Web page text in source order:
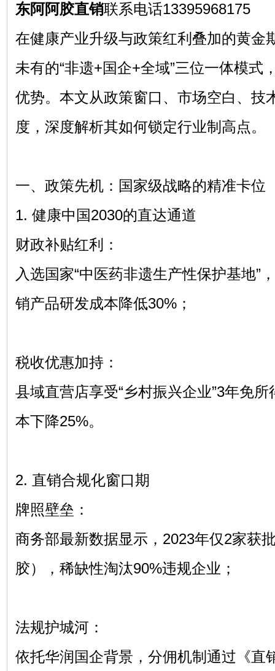
东阿阿胶直销联系电话13395968175
在健康产业升级与政策红利叠加的黄金
未有的“非遗+国企+全域”三位一体模式
优势。本文从政策窗口、市场空白、技
度，深度解析其如何锁定行业制高点。
一、政策先机：国家级战略的精准卡位
1. 健康中国2030的直达通道
财政补贴红利：
入选国家“中医药非遗生产性保护基地”
销产品研发成本降低30%；
税收优惠加持：
县域直营店享受“乡村振兴企业”3年免
本下降25%。
2. 直销合规化窗口期
牌照壁垒：
商务部最新数据显示，2023年仅2家获
胶），稀缺性淘汰90%违规企业；
法规护城河：
依托华润国企背景，分佣机制通过《直